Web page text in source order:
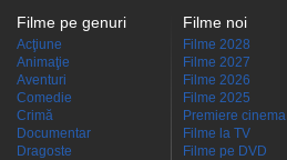
Filme pe genuri
Acţiune
Animaţie
Aventuri
Comedie
Crimă
Documentar
Dragoste
Filme noi
Filme 2028
Filme 2027
Filme 2026
Filme 2025
Premiere cinema
Filme la TV
Filme pe DVD